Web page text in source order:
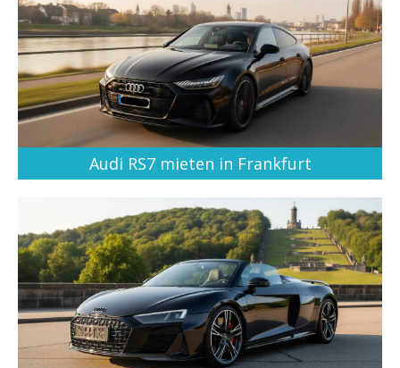
Audi RS7 mieten in Frankfurt